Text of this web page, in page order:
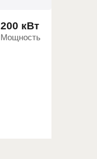
200 кВт
Мощность